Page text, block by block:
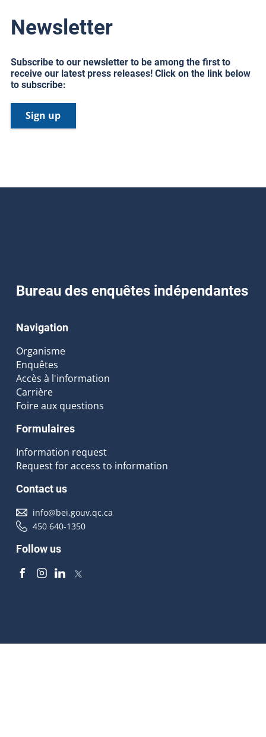
Newsletter
Subscribe to our newsletter to be among the first to
receive our latest press releases! Click on the link below
to subscribe:
Sign up
Bureau des enquêtes indépendantes
Navigation
Organisme
Enquêtes
Accès à l'information
Carrière
Foire aux questions
Formulaires
Information request
Request for access to information
Contact us
info@bei.gouv.qc.ca
450 640-1350
Follow us